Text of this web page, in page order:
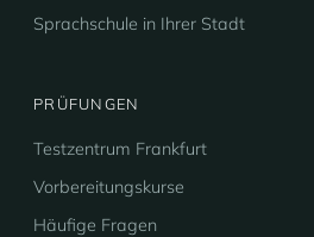
Sprachschule in Ihrer Stadt
PRÜFUNGEN
Testzentrum Frankfurt
Vorbereitungskurse
Häufige Fragen